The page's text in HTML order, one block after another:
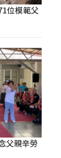
位模範父
父親辛勞